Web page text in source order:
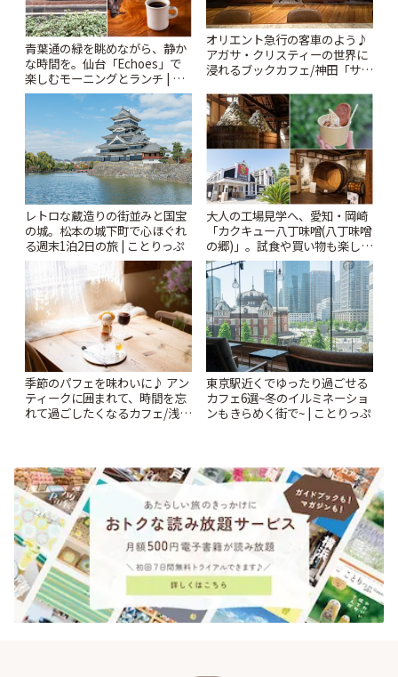
青葉通の緑を眺めながら、静か
な時間を。仙台「Echoes」で
楽しむモーニングとランチ | こ
とりっぷ
オリエント急行の客車のよう♪
アガサ・クリスティーの世界に
浸れるブックカフェ/神田「サロ
レトロな蔵造りの街並みと国宝
の城。松本の城下町で心ほぐれ
る週末1泊2日の旅 | ことりっぷ
大人の工場見学へ、愛知・岡崎
「カクキュー八丁味噌(八丁味噌
の郷)」。試食や買い物も楽しみ
♪ | ことりっぷ
季節のパフェを味わいに♪ アン
ティークに囲まれて、時間を忘
れて過ごしたくなるカフェ/浅草
東京駅近くでゆったり過ごせる
カフェ6選~冬のイルミネーショ
ンもきらめく街で~ | ことりっぷ